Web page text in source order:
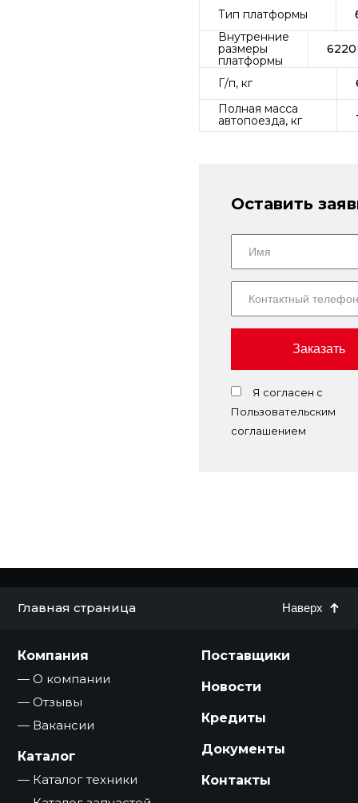
Тип платформы
Внутренние
размеры
платформы
Г/п, кг
Полная масса
автопоезда, кг
Оставить
Заказать
Я согласен с
Пользовательским
соглашением
Главная страница Наверх
Компания
О компании
Отзывы
Вакансии
Каталог
Каталог техники
Поставщики
Новости
Кредиты
Документы
Контакты